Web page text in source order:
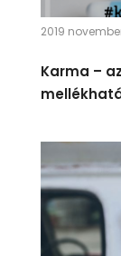
2019
Karma –